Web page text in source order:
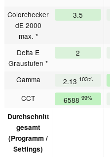
Colorchecker
dE 2000
max. *
3.5
Delta E
Graustufen *
2
Gamma 2.13 103%
CCT
6588 99%
Durchschnitt
gesamt
(Programm /
Settings)